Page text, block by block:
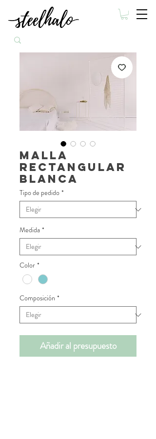
Malla
rectangular
blanca
Tipo de pedido *
Medida *
Color *
Composición *
Añadir al presupuesto